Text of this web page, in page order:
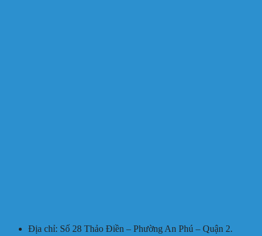
Địa chỉ: Số 28 Thảo Điền – Phường An Phú – Quận 2.